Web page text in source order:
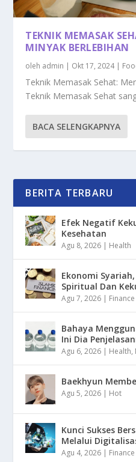
TEKNIK MEMASAK
MINYAK BERLEBIHAN
oleh admin | Okt 17, 2024|
Teknik Memasak Sehat:
Teknik Memasak Sehat
BACA SELENGKAPNYA
BERITA TERBARU
Efek Negatif
Kesehatan
Agu 8, 2026 | Health
Ekonomi
Spiritual Dan
Agu 7, 2026 | Finance
Bahaya
Ini Dia
Agu 6, 2026 | Health,
Baekhyun
Agu 5, 2026 | Hot
Kunci Sukses
Melalui
Agu 4, 2026 | Finance